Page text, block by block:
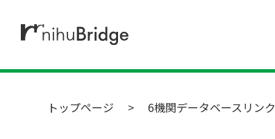
トップページ 6機関データベースリンク